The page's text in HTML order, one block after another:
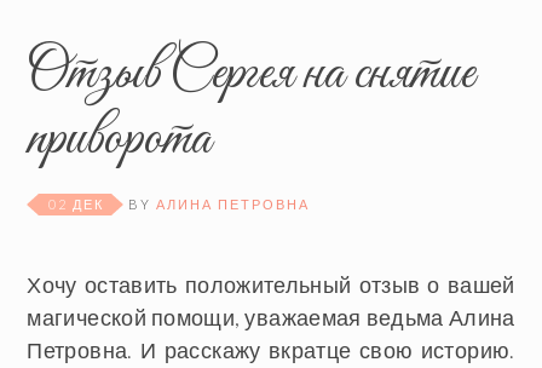
Отзыв Сергея на снятие
приворота
02 ДЕК BYАЛИНА ПЕТРОВНА
Хочу оставить положительный отзыв о вашей
магической помощи, уважаемая ведьма Алина
Петровна. И расскажу вкратце свою историю.